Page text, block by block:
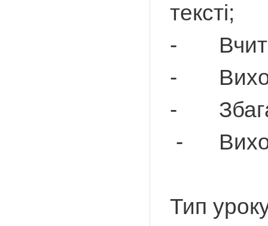
тексті;
-
-
-
-
Тип